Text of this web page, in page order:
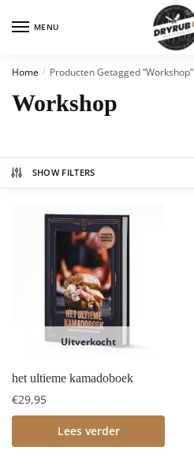
MENU
Home / Producten Getagged “workshop”
Workshop
SHOW FILTERS
Uitverkocht
het ultieme kamadoboek
€29,95
Lees verder